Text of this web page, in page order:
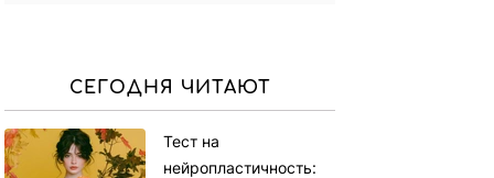
СЕГОДНЯ ЧИТАЮТ
Тест на
нейропластичность: